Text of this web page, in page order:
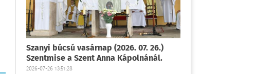
Szanyi búcsú vasárnap (2026. 07. 26.)
Szentmise a Szent Anna Kápolnánál.
2026-07-26 13:51:28